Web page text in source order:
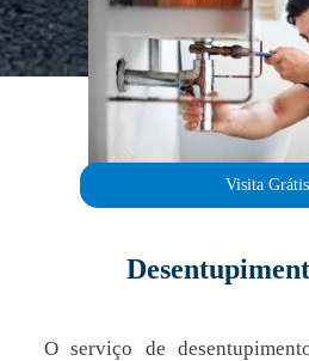
Visita Grátis
O serviço de